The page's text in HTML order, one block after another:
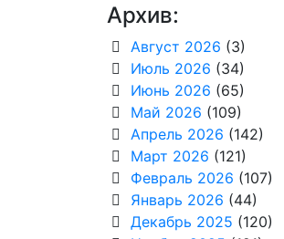
Архив:
Август 2026 (3)
Июль 2026 (34)
Июнь 2026 (65)
Май 2026 (109)
Апрель 2026 (142)
Март 2026 (121)
Февраль 2026 (107)
Январь 2026 (44)
Декабрь 2025 (120)